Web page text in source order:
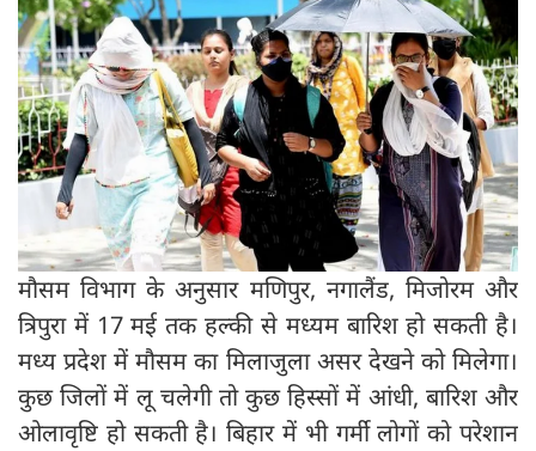
मौसम विभाग के अनुसार मणिपुर, नगालैंड, मिजोरम और
त्रिपुरा में 17 मई तक हल्की से मध्यम बारिश हो सकती है।
मध्य प्रदेश में मौसम का मिलाजुला असर देखने को मिलेगा।
कुछ जिलों में लू चलेगी तो कुछ हिस्सों में आंधी, बारिश और
ओलावृष्टि हो सकती है। बिहार में भी गर्मी लोगों को परेशान